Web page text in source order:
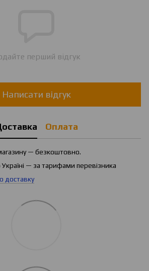
перший відгук
Написати відгук
Оплата
— безкоштовно.
— за тарифами перевізника
доставку